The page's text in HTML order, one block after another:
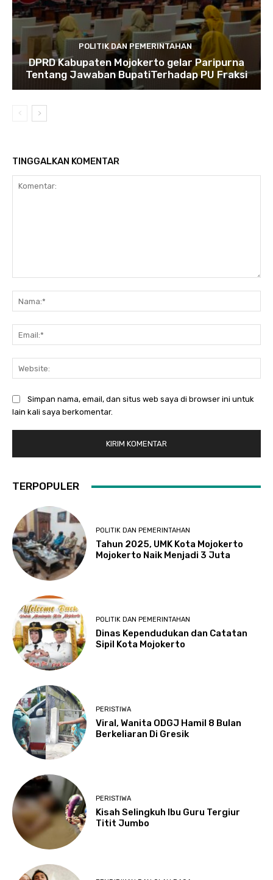
POLITIK DAN PEMERINTAHAN
DPRD Kabupaten Mojokerto gelar Paripurna
Tentang Jawaban BupatiTerhadap PU Fraksi
TINGGALKAN KOMENTAR
Simpan nama, email, dan situs web saya di browser ini untuk
lain kali saya berkomentar.
TERPOPULER
POLITIK DAN PEMERINTAHAN
Tahun 2025, UMK Kota Mojokerto
Mojokerto Naik Menjadi 3 Juta
POLITIK DAN PEMERINTAHAN
Dinas Kependudukan dan Catatan
Sipil Kota Mojokerto
PERISTIWA
Viral, Wanita ODGJ Hamil 8 Bulan
Berkeliaran Di Gresik
PERISTIWA
Kisah Selingkuh Ibu Guru Tergiur
Titit Jumbo